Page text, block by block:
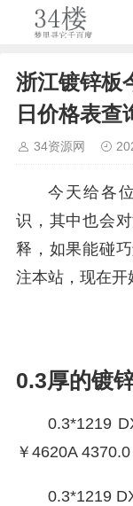
浙江镀锌板
日价格表查
34资源网
今天给各
识，其中也会
释，如果能碰
注本站，现在开
0.3厚的镀
0.3*1219
￥4620A 4370.0
0.3*1219